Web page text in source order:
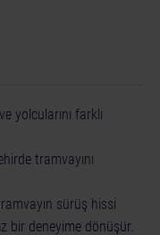
yolcularını farklı
tramvayını
sürüş hissi
bir deneyime dönüşür.